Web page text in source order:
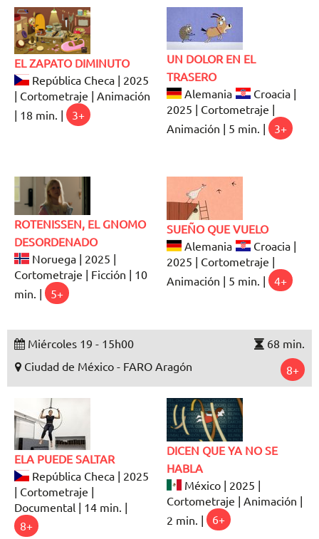
EL ZAPATO DIMINUTO
República Checa | 2025
| Cortometraje | Animación
| 18 min. |
3+
UN DOLOR EN EL
TRASERO
Alemania
Croacia |
2025 | Cortometraje |
Animación | 5 min. |
3+
ROTENISSEN, EL GNOMO
DESORDENADO
Noruega | 2025 |
Cortometraje | Ficción | 10
min. |
5+
SUEÑO QUE VUELO
Alemania
Croacia |
2025 | Cortometraje |
Animación | 5 min. |
4+
Miércoles 19 - 15h00
68 min.
Ciudad de México - FARO Aragón
8+
ELA PUEDE SALTAR
República Checa | 2025
| Cortometraje |
Documental | 14 min. |
8+
DICEN QUE YA NO SE
HABLA
México | 2025 |
Cortometraje | Animación |
2 min. |
6+